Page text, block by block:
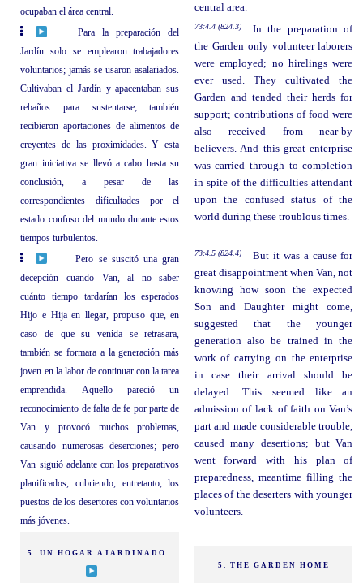
ocupaban el área central.
central area.
Para la preparación del
Jardín solo se emplearon trabajadores
voluntarios; jamás se usaron asalariados.
Cultivaban el Jardín y apacentaban sus
rebaños para sustentarse; también
recibieron aportaciones de alimentos de
creyentes de las proximidades. Y esta
gran iniciativa se llevó a cabo hasta su
conclusión, a pesar de las
correspondientes dificultades por el
estado confuso del mundo durante estos
tiempos turbulentos.
73:4.4 (824.3)
In the preparation of
the Garden only volunteer laborers
were employed; no hirelings were
ever used. They cultivated the
Garden and tended their herds for
support; contributions of food were
also received from near-by
believers. And this great enterprise
was carried through to completion
in spite of the difficulties attendant
upon the confused status of the
world during these troublous times.
Pero se suscitó una gran
decepción cuando Van, al no saber
cuánto tiempo tardarían los esperados
Hijo e Hija en llegar, propuso que, en
caso de que su venida se retrasara,
también se formara a la generación más
joven en la labor de continuar con la tarea
emprendida. Aquello pareció un
reconocimiento de falta de fe por parte de
Van y provocó muchos problemas,
causando numerosas deserciones; pero
Van siguió adelante con los preparativos
planificados, cubriendo, entretanto, los
puestos de los desertores con voluntarios
más jóvenes.
73:4.5 (824.4)
But it was a cause for
great disappointment when Van, not
knowing how soon the expected
Son and Daughter might come,
suggested that the younger
generation also be trained in the
work of carrying on the enterprise
in case their arrival should be
delayed. This seemed like an
admission of lack of faith on Van’s
part and made considerable trouble,
caused many desertions; but Van
went forward with his plan of
preparedness, meantime filling the
places of the deserters with younger
volunteers.
5. UN HOGAR AJARDINADO
5. THE GARDEN HOME